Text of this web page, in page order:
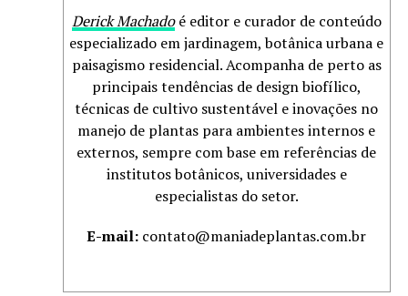
Derick Machadoé editor e curador de conteúdo
especializado em jardinagem, botânica urbana e
paisagismo residencial. Acompanha de perto as
principais tendências de design biofílico,
técnicas de cultivo sustentável e inovações no
manejo de plantas para ambientes internos e
externos, sempre com base em referências de
institutos botânicos, universidades e
especialistas do setor.
E-mail: contato@maniadeplantas.com.br